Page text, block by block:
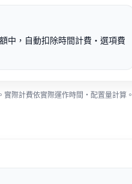
中，自動扣除時間計費・選項費
際計費依實際運作時間・配置量計算。